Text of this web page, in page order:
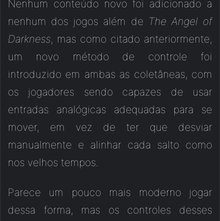
Nenhum conteúdo novo foi adicionado a
nenhum dos jogos além de The Angel of
Darkness, mas como citado anteriormente,
um novo método de controle foi
introduzido em ambas as coletâneas, com
os jogadores sendo capazes de usar
entradas analógicas adequadas para se
mover, em vez de ter que desviar
manualmente e alinhar cada salto como
nos velhos tempos.
Parece um pouco mais moderno jogar
dessa forma, mas os controles desses